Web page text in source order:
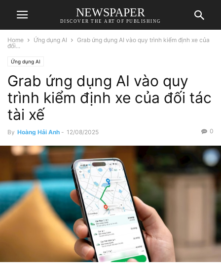
NEWSPAPER
DISCOVER THE ART OF PUBLISHING
Home Ứng dụng AI
Grab ứng dụng AI vào quy trình kiểm định xe của
đối...
Ứng dụng AI
Grab ứng dụng AI vào quy
trình kiểm định xe của đối tác
tài xế
By Hoàng Hải Anh - 12/08/2025 0